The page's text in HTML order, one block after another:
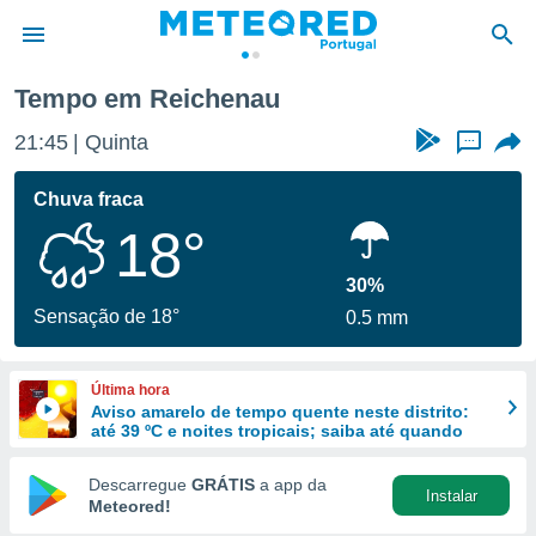
da
foi
fornecidas
a este
das
e
forma
digital
Tempo em Reichenau
21:45 Quinta ...
Chuva fraca
18°
Sensação de 18°
30%
0.5 mm
Última hora
Aviso amarelo de tempo quente neste distrito:
até 39 ºC e noites tropicais; saiba até quando
Descarregue GRÁTIS a app da
Meteored!
Instalar